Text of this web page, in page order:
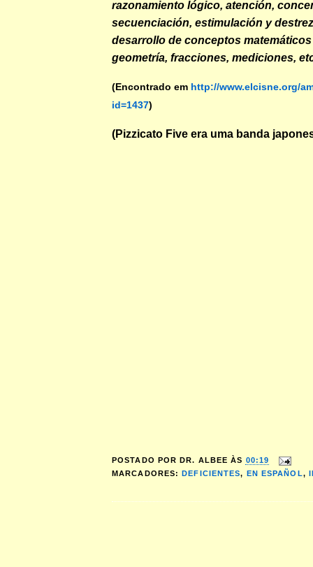
razonamiento lógico, atención,
secuenciación, estimulación y
desarrollo de conceptos
geometría, fracciones, mediciones,
(Encontrado em http://www.elcisne.org/
id=1437)
(Pizzicato Five era uma banda
POSTADO POR DR. ALBEE ÀS 00:19
MARCADORES:DEFICIENTES, EN ESPAÑOL,